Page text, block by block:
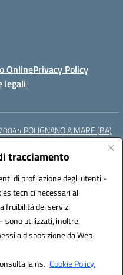
tracciamento
di profilazione degli utenti -
tecnici necessari al
fruibilità dei servizi
sono utilizzati, inoltre,
a disposizione da Web
la ns. Cookie Policy.
OnlinePrivacy Policy
legali
POLIGNANO A MARE (BA)
(IPA): istsc_BAIC87200N
3D Solution S.r.l.